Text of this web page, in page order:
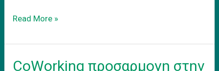
Το
σας
Read More »
CoWorking προσαρμογη στην